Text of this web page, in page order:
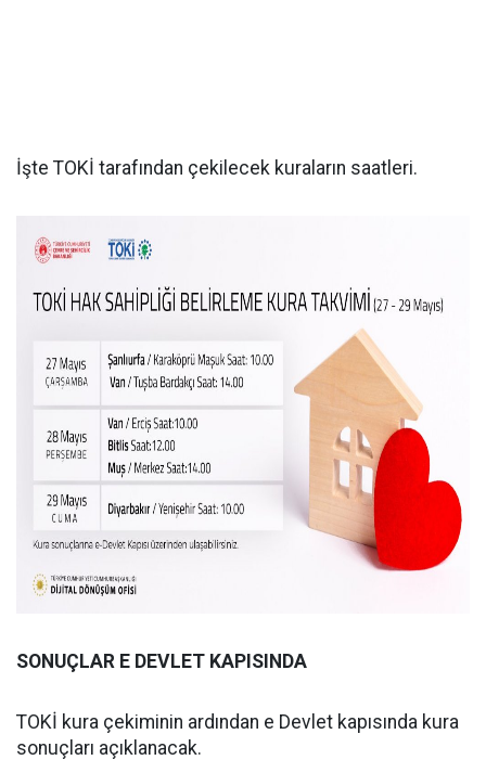
İşte TOKİ tarafından çekilecek kuraların saatleri.
SONUÇLAR E DEVLET KAPISINDA
TOKİ kura çekiminin ardından e Devlet kapısında kura
sonuçları açıklanacak.